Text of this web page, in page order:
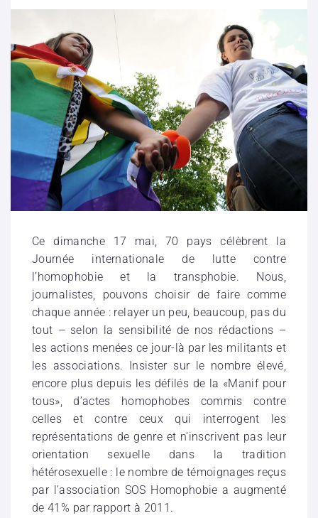
Ce dimanche 17 mai, 70 pays célèbrent la
Journée internationale de lutte contre
l’homophobie et la transphobie. Nous,
journalistes, pouvons choisir de faire comme
chaque année : relayer un peu, beaucoup, pas du
tout – selon la sensibilité de nos rédactions –
les actions menées ce jour-là par les militants et
les associations. Insister sur le nombre élevé,
encore plus depuis les défilés de la «Manif pour
tous», d’actes homophobes commis contre
celles et contre ceux qui interrogent les
représentations de genre et n’inscrivent pas leur
orientation sexuelle dans la tradition
hétérosexuelle : le nombre de témoignages reçus
par l’association SOS Homophobie a augmenté
de 41% par rapport à 2011.